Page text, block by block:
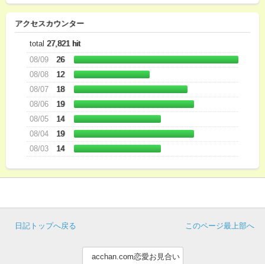
アクセスカウンター
total 27,821 hit
08/09
26
08/08
12
08/07
18
08/06
19
08/05
14
08/04
19
08/03
14
このページ最上部へ
日記トップへ戻る